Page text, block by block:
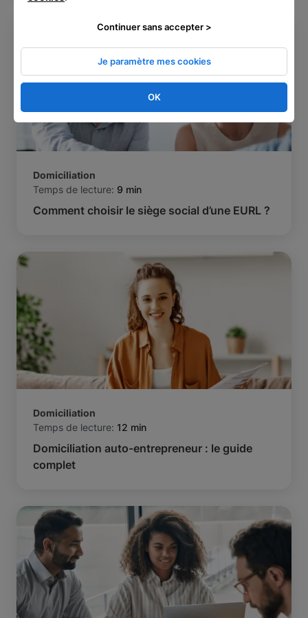
Domiciliation
Temps de lecture: 9 min
Comment choisir le siège social d’une EURL ?
Domiciliation
Temps de lecture: 12 min
Domiciliation auto-entrepreneur : le guide
complet
OK
Je paramètre mes cookies
Continuer sans accepter >